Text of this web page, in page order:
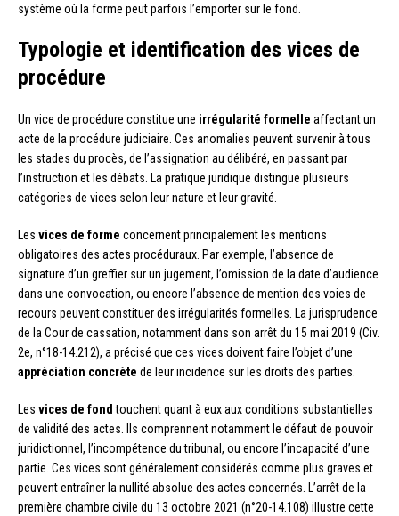
système où la forme peut parfois l’emporter sur le fond.
Typologie et identification des vices de
procédure
Un vice de procédure constitue une irrégularité formelle affectant un
acte de la procédure judiciaire. Ces anomalies peuvent survenir à tous
les stades du procès, de l’assignation au délibéré, en passant par
l’instruction et les débats. La pratique juridique distingue plusieurs
catégories de vices selon leur nature et leur gravité.
Les vices de forme concernent principalement les mentions
obligatoires des actes procéduraux. Par exemple, l’absence de
signature d’un greffier sur un jugement, l’omission de la date d’audience
dans une convocation, ou encore l’absence de mention des voies de
recours peuvent constituer des irrégularités formelles. La jurisprudence
de la Cour de cassation, notamment dans son arrêt du 15 mai 2019 (Civ.
2e, n°18-14.212), a précisé que ces vices doivent faire l’objet d’une
appréciation concrète de leur incidence sur les droits des parties.
Les vices de fond touchent quant à eux aux conditions substantielles
de validité des actes. Ils comprennent notamment le défaut de pouvoir
juridictionnel, l’incompétence du tribunal, ou encore l’incapacité d’une
partie. Ces vices sont généralement considérés comme plus graves et
peuvent entraîner la nullité absolue des actes concernés. L’arrêt de la
première chambre civile du 13 octobre 2021 (n°20-14.108) illustre cette